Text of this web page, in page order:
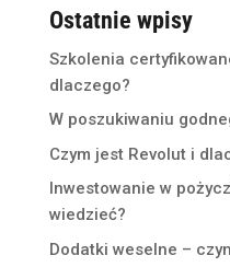
Ostatnie wpisy
Szkolenia
dlaczego?
W poszukiwaniu
Czym jest Revolut i
Inwestowanie w
wiedzieć?
Dodatki weselne –